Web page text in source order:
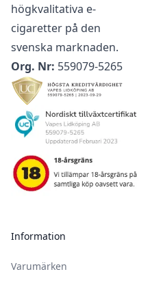
högkvalitativa e-
cigaretter på den
svenska marknaden.
Org. Nr: 559079-5265
Information
Varumärken